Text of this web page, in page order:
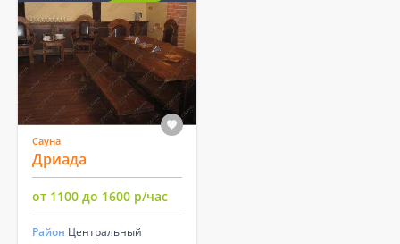
Сауна
Дриада
от 1100 до 1600 р/час
Район Центральный